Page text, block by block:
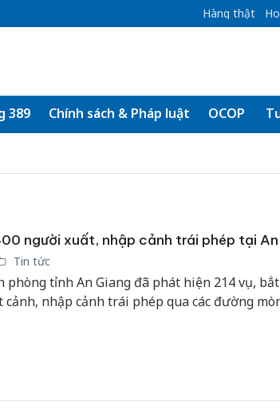
Hàng thật
389 Chính sách & Pháp luật OCOP
người xuất, nhập cảnh trái phép tại
Tin tức
phòng tỉnh An Giang đã phát hiện 214 vụ,
cảnh, nhập cảnh trái phép qua các đường